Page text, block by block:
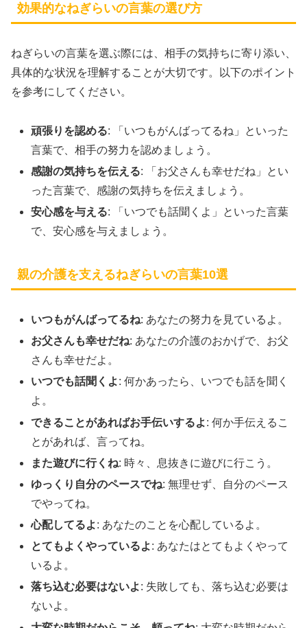
効果的なねぎらいの言葉の選び方
ねぎらいの言葉を選ぶ際には、相手の気持ちに寄り添い、
具体的な状況を理解することが大切です。以下のポイント
を参考にしてください。
頑張りを認める: 「いつもがんばってるね」といった
言葉で、相手の努力を認めましょう。
感謝の気持ちを伝える: 「お父さんも幸せだね」とい
った言葉で、感謝の気持ちを伝えましょう。
安心感を与える: 「いつでも話聞くよ」といった言葉
で、安心感を与えましょう。
親の介護を支えるねぎらいの言葉10選
いつもがんばってるね: あなたの努力を見ているよ。
お父さんも幸せだね: あなたの介護のおかげで、お父
さんも幸せだよ。
いつでも話聞くよ : 何かあったら、いつでも話を聞く
よ。
できることがあればお手伝いするよ : 何か手伝えるこ
とがあれば、言ってね。
また遊びに行くね: 時々、息抜きに遊びに行こう。
ゆっくり自分のペースでね: 無理せず、自分のペース
でやってね。
心配してるよ : あなたのことを心配しているよ。
とてもよくやっているよ : あなたはとてもよくやって
いるよ。
落ち込む必要はないよ: 失敗しても、落ち込む必要は
ないよ。